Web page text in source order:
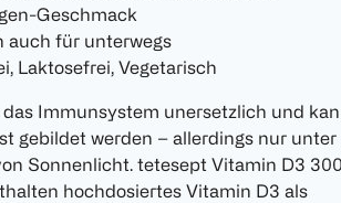
Geschmack
auch für unterwegs
Laktosefrei, Vegetarisch
Immunsystem unersetzlich und
gebildet werden – allerdings nur unter
Sonnenlicht. tetesept Vitamin D3
hochdosiertes Vitamin D3 als